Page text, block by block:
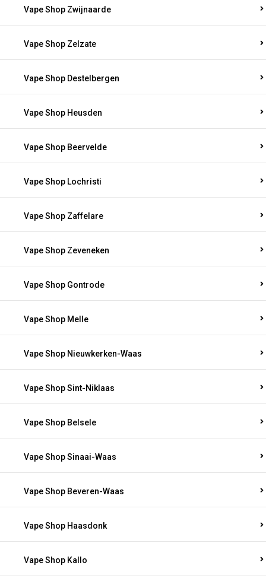
Vape Shop Zwijnaarde
Vape Shop Zelzate
Vape Shop Destelbergen
Vape Shop Heusden
Vape Shop Beervelde
Vape Shop Lochristi
Vape Shop Zaffelare
Vape Shop Zeveneken
Vape Shop Gontrode
Vape Shop Melle
Vape Shop Nieuwkerken-Waas
Vape Shop Sint-Niklaas
Vape Shop Belsele
Vape Shop Sinaai-Waas
Vape Shop Beveren-Waas
Vape Shop Haasdonk
Vape Shop Kallo